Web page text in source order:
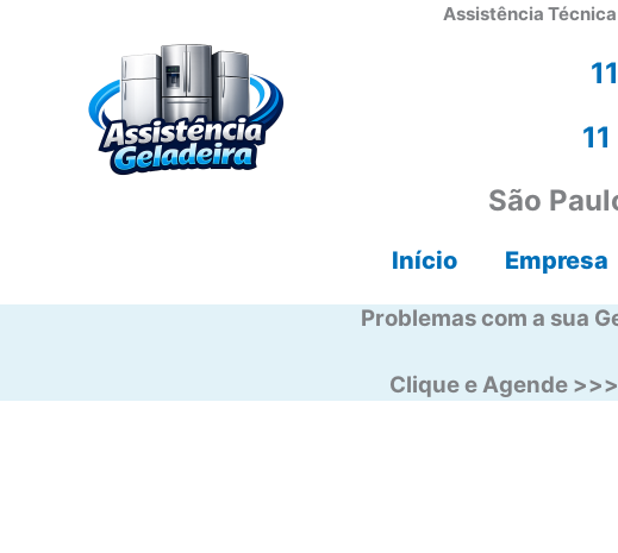
Assistência
São
Início Empresa
Problemas com a sua
Clique e Agende >>>